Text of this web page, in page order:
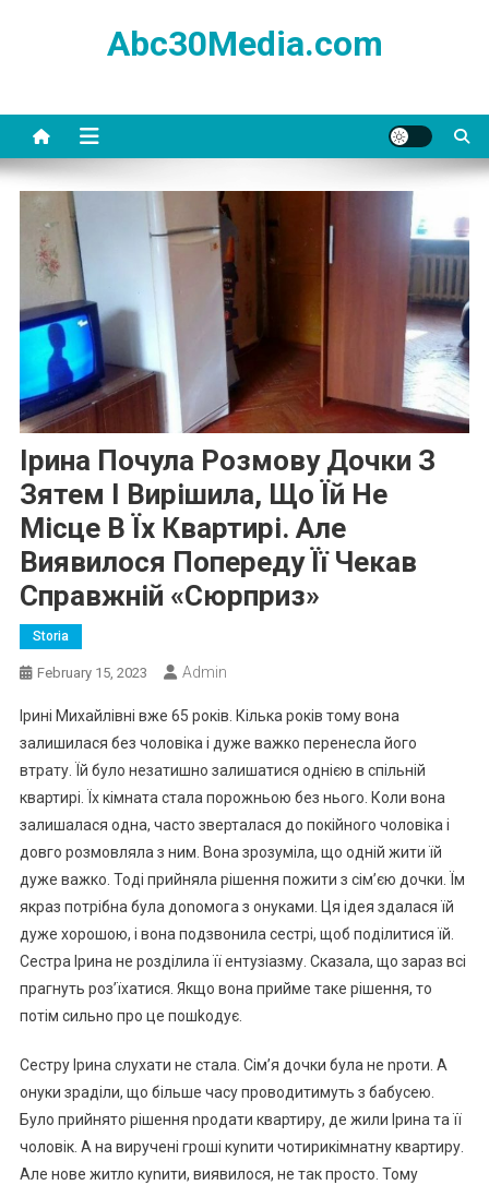
Abc30Media.com
Ірина Почула Розмову Дочки З
Зятем І Вирішила, Що Їй Не
Місце В Їх Квартирі. Але
Виявилося Попереду Її Чекав
Справжній «сюрприз»
Storia
February 15, 2023 Admin
Ірині Михайлівні вже 65 років. Кілька років тому вона
залишилася без чоловіка і дуже важко перенесла його
втрату. Їй було незатишно залишатися однією в спільній
квартирі. Їх кімната стала порожньою без нього. Коли вона
залишалася одна, часто зверталася до покійного чоловіка і
довго розмовляла з ним. Вона зрозуміла, що одній жити їй
дуже важко. Тоді прийняла рішення пожити з сім’єю дочки. Їм
якраз потрібна була доnомога з онуками. Ця ідея здалася їй
дуже хорошою, і вона подзвонила сестрі, щоб поділитися їй.
Сестра Ірина не розділила її ентузіазму. Сказала, що зараз всі
прагнуть роз’їхатися. Якщо вона прийме таке рішення, то
потім сильно про це пошkодує.
Сестру Ірина слухати не стала. Сім’я дочки була не nроти. А
онуки зраділи, що більше часу проводитимуть з бабусею.
Було прийнято рішення nродати квартиру, де жили Ірина та її
чоловік. А на виручені гроші куnити чотирикімнатну квартиру.
Але нове житло куnити, виявилося, не так просто. Тому